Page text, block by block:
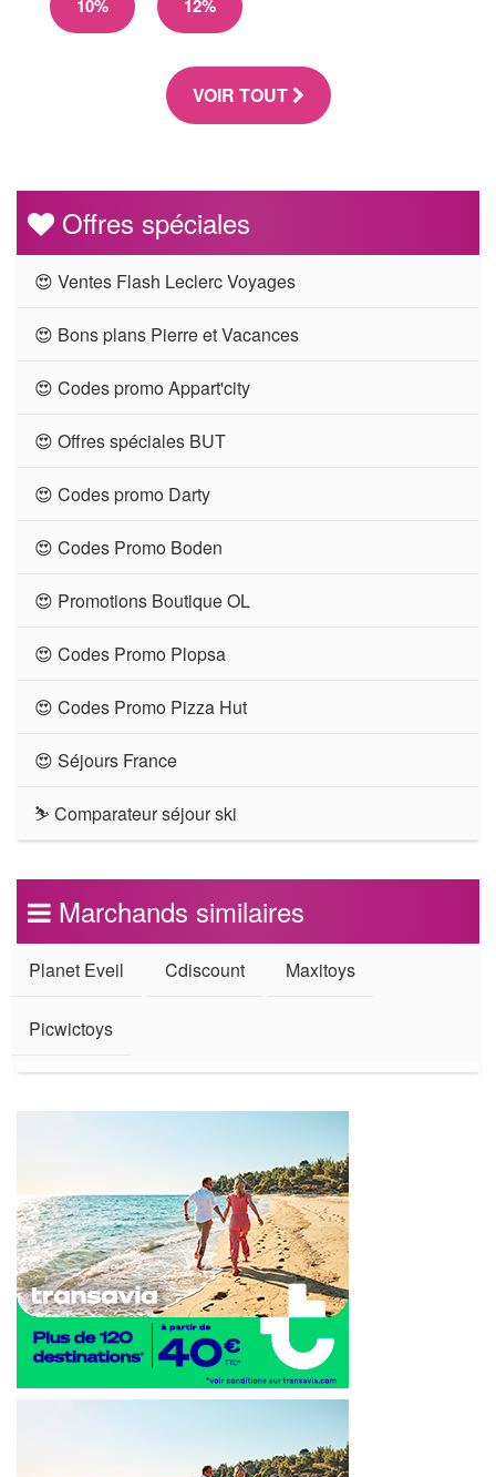
10% 12%
VOIR TOUT
Offres spéciales
😍 Ventes Flash Leclerc Voyages
😍 Bons plans Pierre et Vacances
😍 Codes promo Appart'city
😍 Offres spéciales BUT
😍 Codes promo Darty
😍 Codes Promo Boden
😍 Promotions Boutique OL
😍 Codes Promo Plopsa
😍 Codes Promo Pizza Hut
😍 Séjours France
⛷ Comparateur séjour ski
Marchands similaires
Planet Eveil Cdiscount Maxitoys
Picwictoys